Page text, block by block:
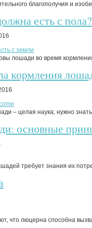
благополучия и
есть с пола?
лошади во время
кормления
– целая наука; нужно
основные
требует знания их
что люцерна способна